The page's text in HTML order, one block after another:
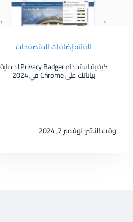
الفئة: إضافات المتصفحات
كيفية استخدام Privacy Badger لحماية
بياناتك على Chrome في 2024
وقت النشر: نوفمبر 7, 2024